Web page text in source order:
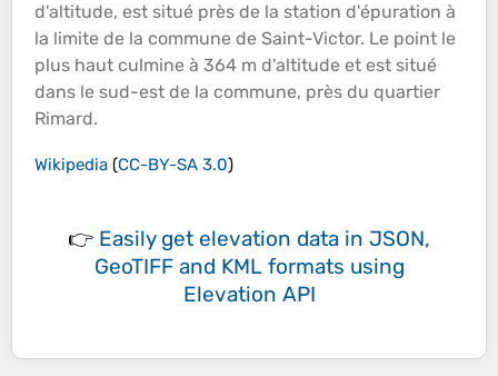
d'altitude, est situé près de la station d'épuration à
la limite de la commune de Saint-Victor. Le point le
plus haut culmine à 364 m d'altitude et est situé
dans le sud-est de la commune, près du quartier
Rimard.
Wikipedia (CC-BY-SA 3.0)
👉 Easily get elevation data in JSON,
GeoTIFF and KML formats using
Elevation API